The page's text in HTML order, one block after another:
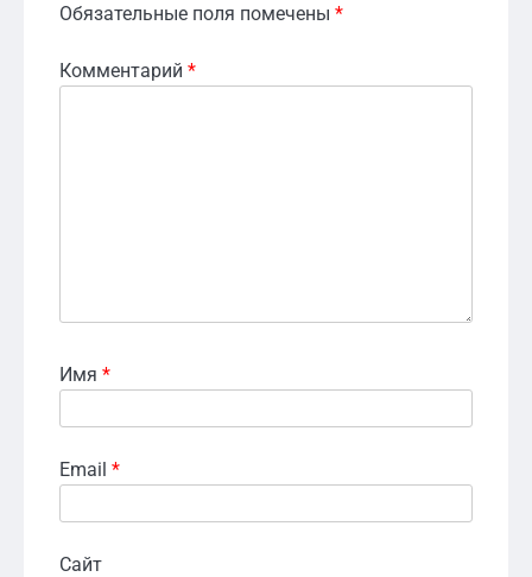
Обязательные поля помечены *
Комментарий *
Имя *
Email *
Сайт